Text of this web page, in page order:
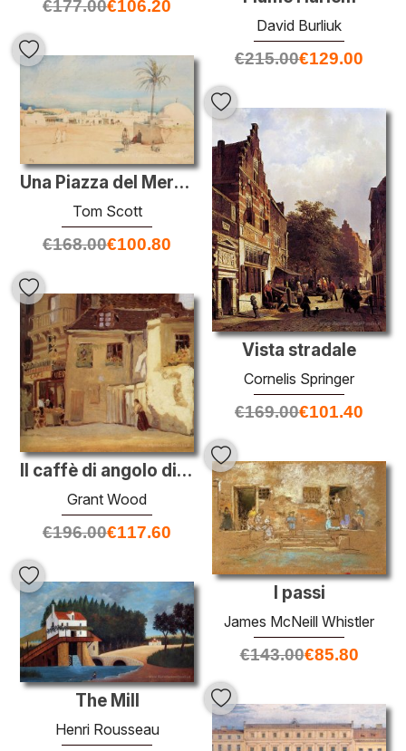
€177.00€106.20
David Burliuk
€215.00€129.00
Una Piazza del Mercato a Tunisi, sera
Tom Scott
€168.00€100.80
Vista stradale
Cornelis Springer
€169.00€101.40
Il caffè di angolo di Parigi
Grant Wood
€196.00€117.60
I passi
James McNeill Whistler
€143.00€85.80
The Mill
Henri Rousseau